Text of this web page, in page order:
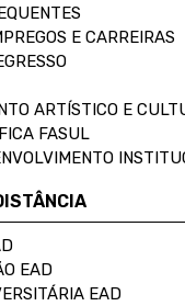
E CARREIRAS
ARTÍSTICO E
FASUL
EAD
EAD